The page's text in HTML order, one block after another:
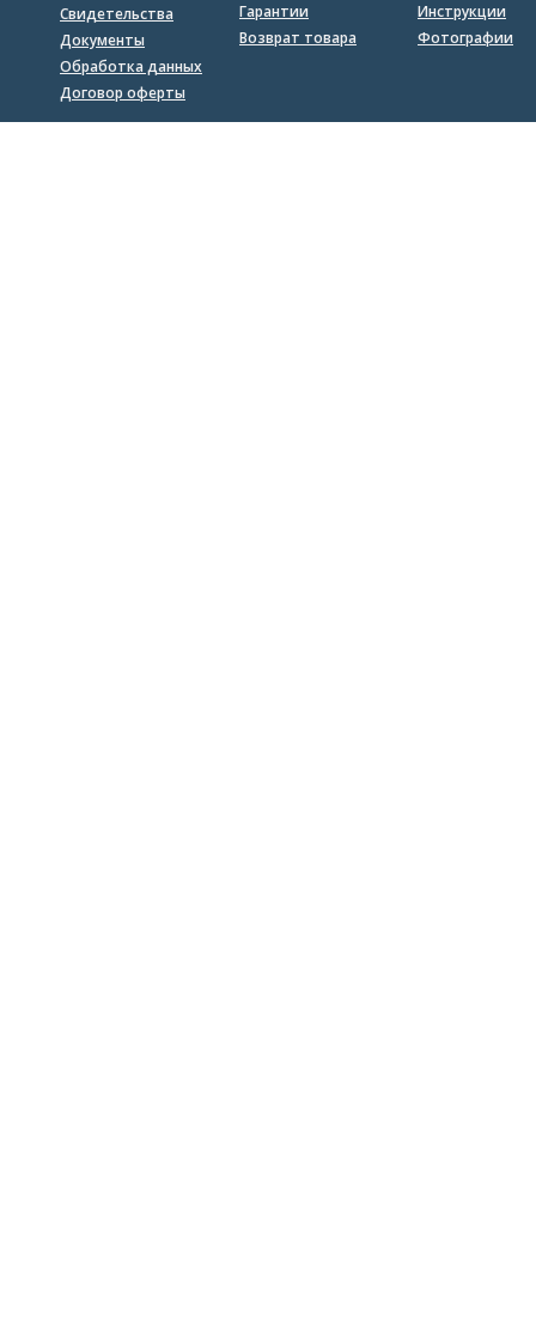
Свидетельства
Документы
Обработка данных
Договор оферты
Гарантии
Возврат товара
Инструкции
Фотографии